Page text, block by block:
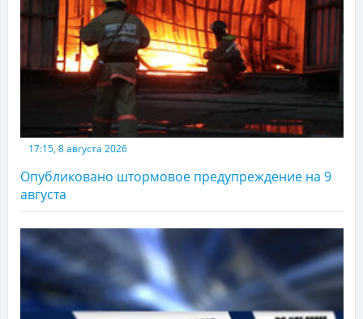
17:15, 8 августа 2026
Опубликовано штормовое предупреждение на 9
августа